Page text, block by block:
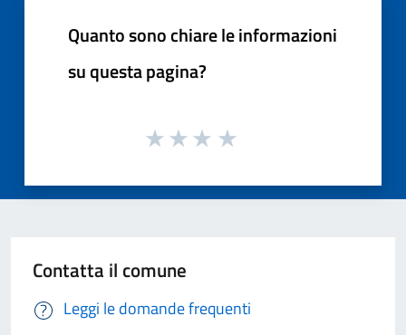
Quanto sono chiare le informazioni
su questa pagina?
Contatta il comune
Leggi le domande frequenti